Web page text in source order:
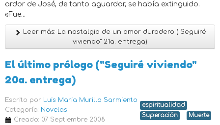
ardor de José, de tanto aguardar, se había extinguido.
«Fue...
Leer más: La nostalgia de un amor duradero ("Seguiré
viviendo" 21a. entrega)
El último prólogo ("Seguiré viviendo"
20a. entrega)
Escrito por Luis Maria Murillo Sarmiento
Categoría: Novelas
Creado: 07 Septiembre 2008
espiritualidad
Superación
Muerte